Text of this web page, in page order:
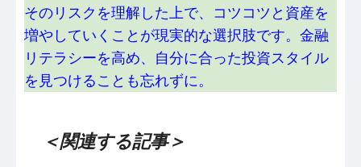
そのリスクを理解した上で、コツコツと資産を
増やしていくことが現実的な選択肢です。金融
リテラシーを高め、自分に合った投資スタイル
を見つけることも忘れずに。
＜関連する記事＞